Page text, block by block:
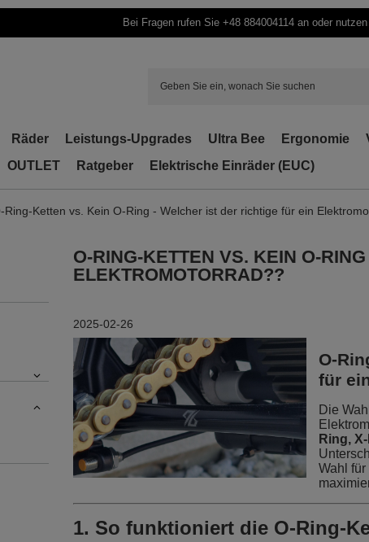
Bei Fragen rufen Sie +48 884004114 an oder
Räder Leistungs-Upgrades Ultra Bee Ergonomie
OUTLET Ratgeber Elektrische Einräder (EUC)
Ring-Ketten vs. Kein O-Ring - Welcher ist der richtige für ein
O-RING-KETTEN VS. KEIN O-
ELEKTROMOTORRAD??
2025-02-26
O-
für
Die
Ring,
Wahl
1. So funktioniert die O-Ring-